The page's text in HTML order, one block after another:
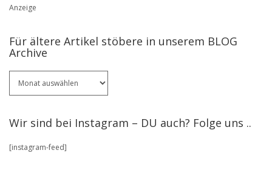
Anzeige
Für ältere Artikel stöbere in unserem BLOG
Archive
ältere
in
BLOG
Wir sind bei Instagram – DU auch? Folge uns ..
[instagram-feed]